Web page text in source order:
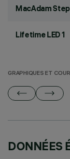
MacAdam Step
Lifetime LED 1
GRAPHIQUES ET
DONNÉES